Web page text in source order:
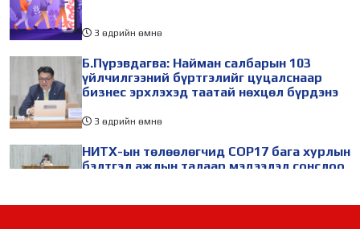
3 өдрийн өмнө
Б.Пүрэвдагва: Найман салбарын 103
үйлчилгээний бүртгэлийг цуцалснаар
бизнес эрхлэхэд таатай нөхцөл бүрдэнэ
3 өдрийн өмнө
НИТХ-ын төлөөлөгчид COP17 бага хурлын
бэлтгэл ажлын талаар мэдээлэл сонслоо